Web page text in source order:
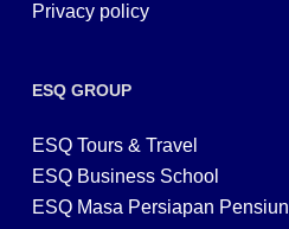
Privacy policy
ESQ GROUP
ESQ Tours & Travel
ESQ Business School
ESQ Masa Persiapan Pensiun